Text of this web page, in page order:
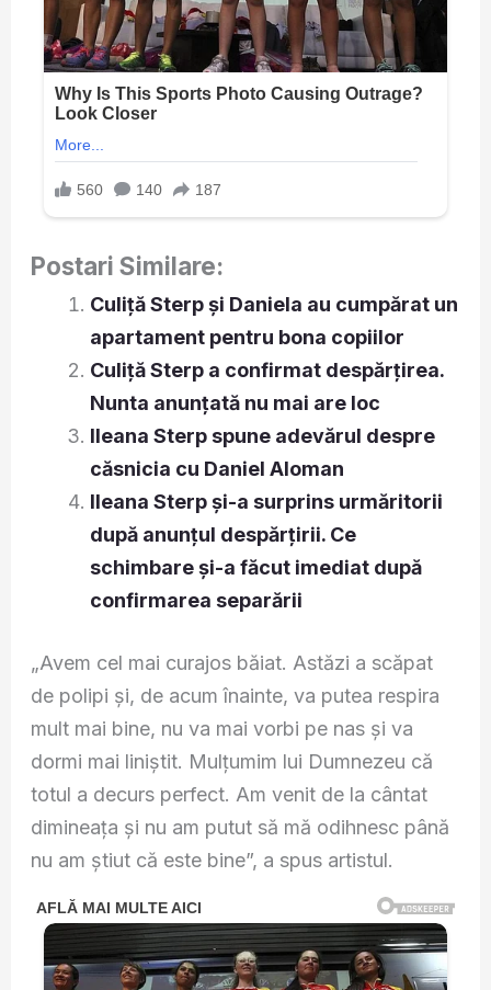
Postari Similare:
Culiță Sterp și Daniela au cumpărat un
apartament pentru bona copiilor
Culiță Sterp a confirmat despărțirea.
Nunta anunțată nu mai are loc
Ileana Sterp spune adevărul despre
căsnicia cu Daniel Aloman
Ileana Sterp și-a surprins urmăritorii
după anunțul despărțirii. Ce
schimbare și-a făcut imediat după
confirmarea separării
„Avem cel mai curajos băiat. Astăzi a scăpat
de polipi și, de acum înainte, va putea respira
mult mai bine, nu va mai vorbi pe nas și va
dormi mai liniștit. Mulțumim lui Dumnezeu că
totul a decurs perfect. Am venit de la cântat
dimineața și nu am putut să mă odihnesc până
nu am știut că este bine”, a spus artistul.